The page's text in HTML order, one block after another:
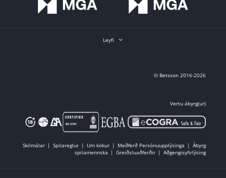
Leyfi
© Betsson 2016-2026
Vertu ábyrg(ur)
Skilmálar Spilareglur Um kökur Meðferð Persónuupplýsinga
Ábyrg
spilamennska
Greiðsluaðferðir Aðgengisyfirlýsing